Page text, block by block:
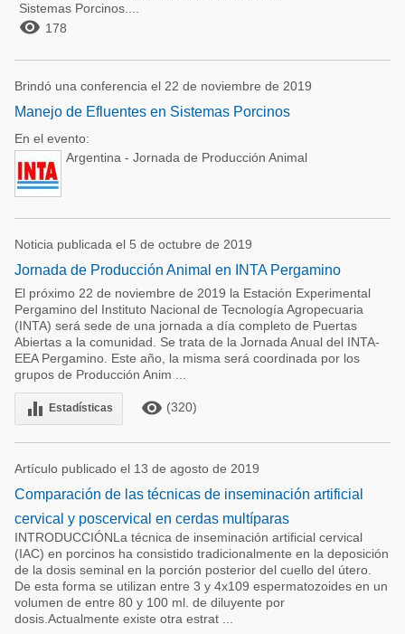
Sistemas Porcinos....
 178
Brindó una conferencia el 22 de noviembre de 2019
Manejo de Efluentes en Sistemas Porcinos
En el evento:
Argentina - Jornada de Producción Animal
Noticia publicada el 5 de octubre de 2019
Jornada de Producción Animal en INTA Pergamino
El próximo 22 de noviembre de 2019 la Estación Experimental
Pergamino del Instituto Nacional de Tecnología Agropecuaria
(INTA) será sede de una jornada a día completo de Puertas
Abiertas a la comunidad. Se trata de la Jornada Anual del INTA-
EEA Pergamino. Este año, la misma será coordinada por los
grupos de Producción Anim ...
equalizer Estadísticas remove_red_eye (320)
Artículo publicado el 13 de agosto de 2019
Comparación de las técnicas de inseminación artificial
cervical y poscervical en cerdas multíparas
INTRODUCCIÓNLa técnica de inseminación artificial cervical
(IAC) en porcinos ha consistido tradicionalmente en la deposición
de la dosis seminal en la porción posterior del cuello del útero.
De esta forma se utilizan entre 3 y 4x109 espermatozoides en un
volumen de entre 80 y 100 ml. de diluyente por
dosis.Actualmente existe otra estrat ...